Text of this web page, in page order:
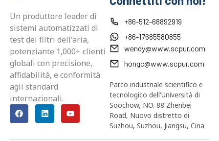
Un produttore leader di
sistemi automatizzati di
test dei filtri dell'aria,
potenziante 1,000+ clienti
globali con precisione,
affidabilità, e conformità
agli standard
internazionali.
+86-512-68892919
+86-17685580855
wendy@www.scpur.com
hongc@www.scpur.com
Parco industriale scientifico e
tecnologico dell'Università di
Soochow, NO. 88 Zhenbei
Road, Nuovo distretto di
Suzhou, Suzhou, Jiangsu, Cina